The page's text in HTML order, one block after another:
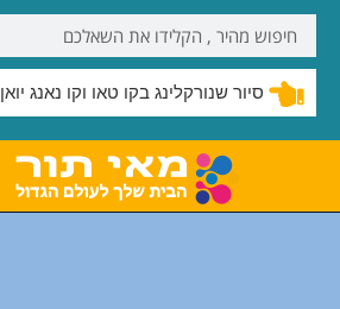
סיור שנורקלינג בקו טאו וקו נאנג יואן